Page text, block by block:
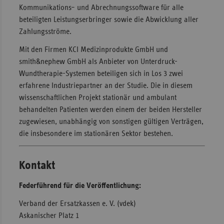
Kommunikations– und Abrechnungssoftware für alle
beteiligten Leistungserbringer sowie die Abwicklung aller
Zahlungsströme.
Mit den Firmen KCI Medizinprodukte GmbH und
smith&nephew GmbH als Anbieter von Unterdruck-
Wundtherapie-Systemen beteiligen sich in Los 3 zwei
erfahrene Industriepartner an der Studie. Die in diesem
wissenschaftlichen Projekt stationär und ambulant
behandelten Patienten werden einem der beiden Hersteller
zugewiesen, unabhängig von sonstigen gültigen Verträgen,
die insbesondere im stationären Sektor bestehen.
Kontakt
Federführend für die Veröffentlichung:
Verband der Ersatzkassen e. V. (vdek)
Askanischer Platz 1